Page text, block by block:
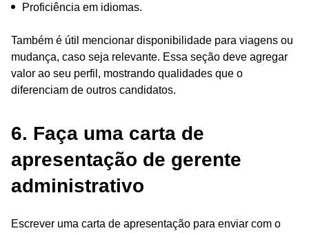
Proficiência em idiomas.
Também é útil mencionar disponibilidade para viagens ou
mudança, caso seja relevante. Essa seção deve agregar
valor ao seu perfil, mostrando qualidades que o
diferenciam de outros candidatos.
6. Faça uma carta de
apresentação de gerente
administrativo
Escrever uma carta de apresentação para enviar com o